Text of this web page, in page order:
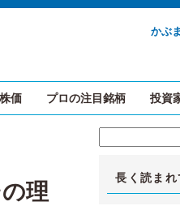
かぶ
価 プロの注目銘柄 投資
理
長く読ま